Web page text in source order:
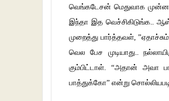
வெங்கடேசன் மெதுவாக
இந்தா இத வெச்சிகிடுங்க..
முறைத்து பார்த்தவள்,
வெல பேச முடியாது..
கும்பிட்டாள். “அதான் அவா
பாத்துக்கோ” என்று